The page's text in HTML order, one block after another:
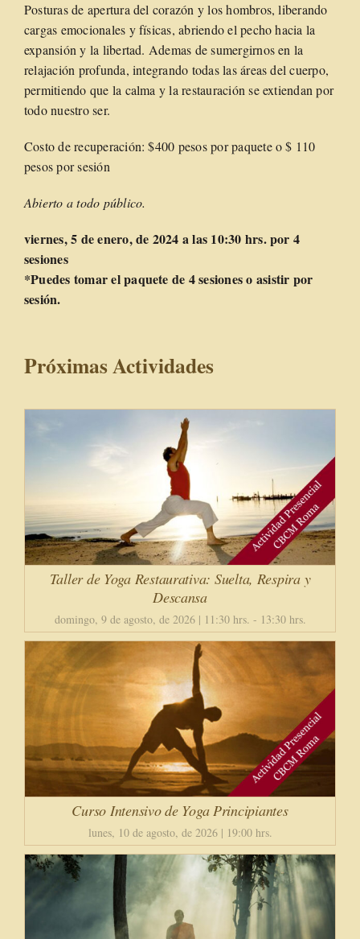
Posturas de apertura del corazón y los hombros, liberando
cargas emocionales y físicas, abriendo el pecho hacia la
expansión y la libertad. Ademas de sumergirnos en la
relajación profunda, integrando todas las áreas del cuerpo,
permitiendo que la calma y la restauración se extiendan por
todo nuestro ser.
Costo de recuperación: $400 pesos por paquete o $ 110
pesos por sesión
Abierto a todo público.
viernes, 5 de enero, de 2024 a las 10:30 hrs. por 4
sesiones
*Puedes tomar el paquete de 4 sesiones o asistir por
sesión.
Próximas Actividades
Taller de Yoga Restaurativa: Suelta, Respira y
Descansa
domingo, 9 de agosto, de 2026 | 11:30 hrs. - 13:30 hrs.
Curso Intensivo de Yoga Principiantes
lunes, 10 de agosto, de 2026 | 19:00 hrs.